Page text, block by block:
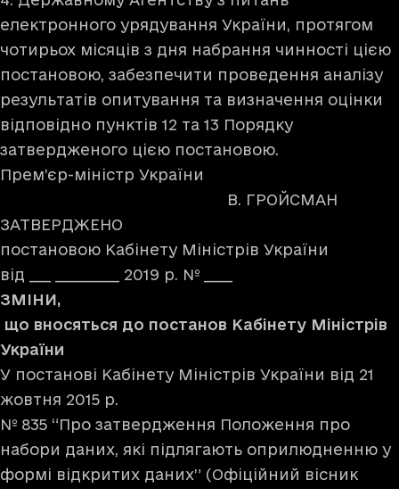
електронного урядування України, протягом
чотирьох місяців з дня набрання чинності цією
постановою, забезпечити проведення аналізу
результатів опитування та визначення оцінки
відповідно пунктів 12 та 13 Порядку
затвердженого цією постановою.
Прем’єр-міністр України
В. ГРОЙСМАН
ЗАТВЕРДЖЕНО
постановою Кабінету Міністрів України
від ___ _________ 2019 р. № ____
ЗМІНИ,
що вносяться до постанов Кабінету Міністрів
України
У постанові Кабінету Міністрів України від 21
жовтня 2015 р.
№ 835 “Про затвердження Положення про
набори даних, які підлягають оприлюдненню у
формі відкритих даних” (Офіційний вісник